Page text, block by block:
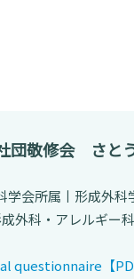
団敬修会 さと
学会所属丨形成外科
外科・アレルギー
questionnaire【